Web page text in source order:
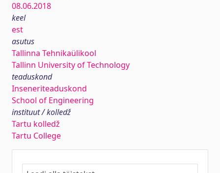
08.06.2018
keel
est
asutus
Tallinna Tehnikaülikool
Tallinn University of Technology
teaduskond
Inseneriteaduskond
School of Engineering
instituut / kolledž
Tartu kolledž
Tartu College